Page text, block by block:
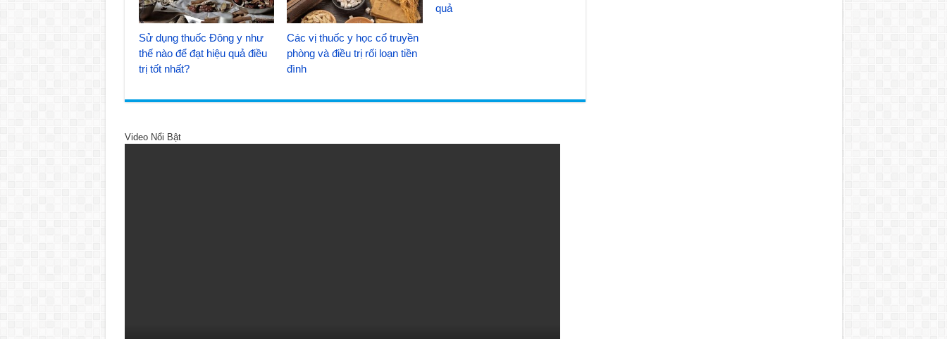
Sử dụng thuốc Đông y như
thế nào để đạt hiệu quả điều
trị tốt nhất?
Các vị thuốc y học cổ truyền
phòng và điều trị rối loạn tiền
đình
quả
Video Nổi Bật